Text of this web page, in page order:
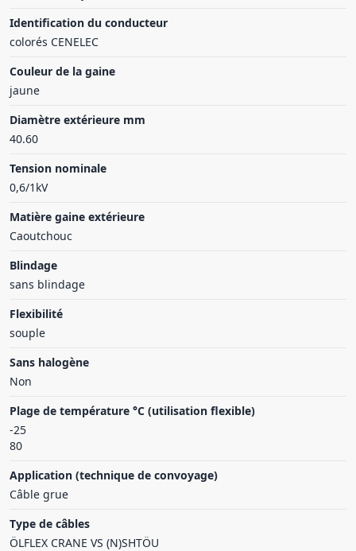
Identification du conducteur
colorés CENELEC
Couleur de la gaine
jaune
Diamètre extérieure mm
40.60
Tension nominale
0,6/1kV
Matière gaine extérieure
Caoutchouc
Blindage
sans blindage
Flexibilité
souple
Sans halogène
Non
Plage de température °C (utilisation flexible)
-25
80
Application (technique de convoyage)
Câble grue
Type de câbles
ÖLFLEX CRANE VS (N)SHTÖU